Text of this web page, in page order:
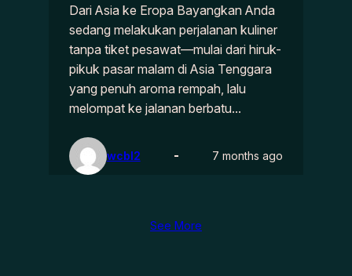
Dari Asia ke Eropa Bayangkan Anda
sedang melakukan perjalanan kuliner
tanpa tiket pesawat—mulai dari hiruk-
pikuk pasar malam di Asia Tenggara
yang penuh aroma rempah, lalu
melompat ke jalanan berbatu…
wcbl2 7 months ago
See More